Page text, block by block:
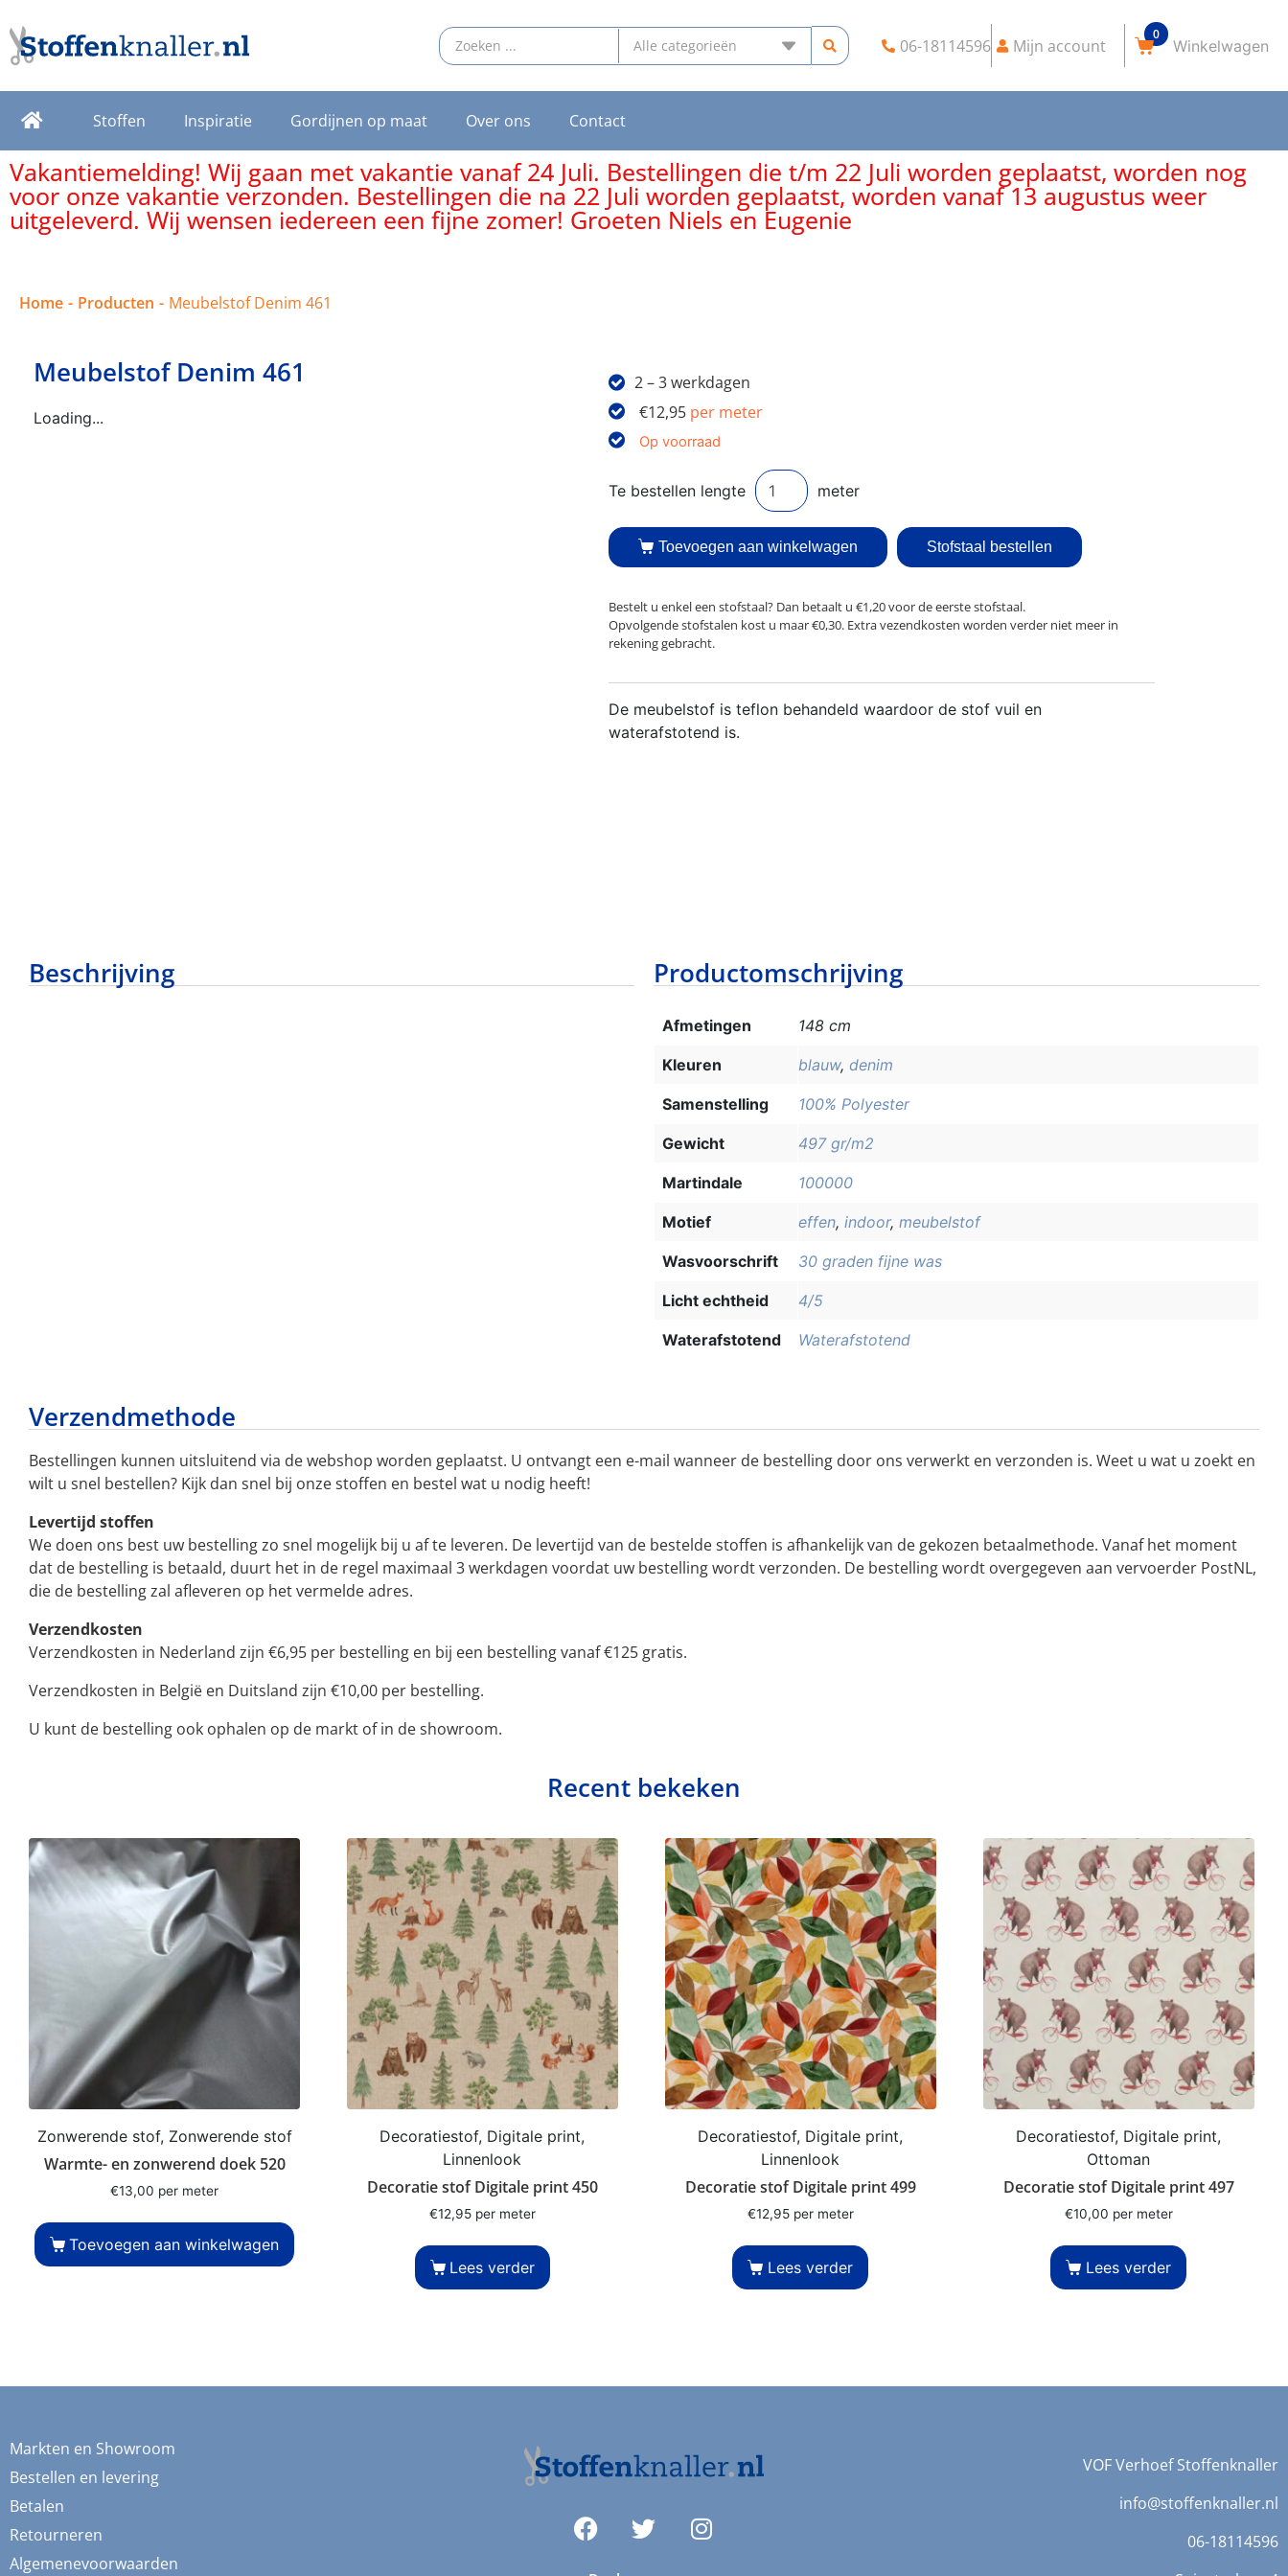
06-18114596 Mijn account
0
Stoffen Inspiratie Gordijnen op maat Over ons Contact
Vakantiemelding! Wij gaan met vakantie vanaf 24 Juli. Bestellingen die t/m 22 Juli worden geplaatst, worden nog
voor onze vakantie verzonden. Bestellingen die na 22 Juli worden geplaatst, worden vanaf 13 augustus weer
uitgeleverd. Wij wensen iedereen een fijne zomer! Groeten Niels en Eugenie
Home - Producten - Meubelstof Denim 461
Meubelstof Denim 461
Loading...
2 – 3 werkdagen
€12,95 per meter
Op voorraad
Toevoegen aan winkelwagen Stofstaal bestellen
Bestelt u enkel een stofstaal? Dan betaalt u €1,20 voor de eerste stofstaal.
Opvolgende stofstalen kost u maar €0,30. Extra vezendkosten worden verder niet meer in
rekening gebracht.
De meubelstof is teflon behandeld waardoor de stof vuil en
waterafstotend is.
Beschrijving Productomschrijving
Afmetingen 148 cm
Kleuren blauw, denim
Samenstelling 100% Polyester
Gewicht 497 gr/m2
Martindale 100000
Motief effen, indoor, meubelstof
Wasvoorschrift 30 graden fijne was
Licht echtheid 4/5
Waterafstotend Waterafstotend
Verzendmethode
Bestellingen kunnen uitsluitend via de webshop worden geplaatst. U ontvangt een e-mail wanneer de bestelling door ons verwerkt en verzonden is. Weet u wat u zoekt en
wilt u snel bestellen? Kijk dan snel bij onze stoffen en bestel wat u nodig heeft!
Levertijd stoffen
We doen ons best uw bestelling zo snel mogelijk bij u af te leveren. De levertijd van de bestelde stoffen is afhankelijk van de gekozen betaalmethode. Vanaf het moment
dat de bestelling is betaald, duurt het in de regel maximaal 3 werkdagen voordat uw bestelling wordt verzonden. De bestelling wordt overgegeven aan vervoerder PostNL,
die de bestelling zal afleveren op het vermelde adres.
Verzendkosten
Verzendkosten in Nederland zijn €6,95 per bestelling en bij een bestelling vanaf €125 gratis.
Verzendkosten in België en Duitsland zijn €10,00 per bestelling.
U kunt de bestelling ook ophalen op de markt of in de showroom.
Recent bekeken
Zonwerende stof, Zonwerende stof
Warmte- en zonwerend doek 520
€13,00 per meter
Toevoegen aan winkelwagen
Decoratiestof, Digitale print,
Linnenlook
Decoratie stof Digitale print 450
€12,95 per meter
Lees verder
Decoratiestof, Digitale print,
Linnenlook
Decoratie stof Digitale print 499
€12,95 per meter
Lees verder
Decoratiestof, Digitale print,
Ottoman
Decoratie stof Digitale print 497
€10,00 per meter
Lees verder
Markten en Showroom
Bestellen en levering
Betalen
Retourneren
Algemenevoorwaarden
VOF Verhoef Stoffenknaller
info@stoffenknaller.nl
06-18114596